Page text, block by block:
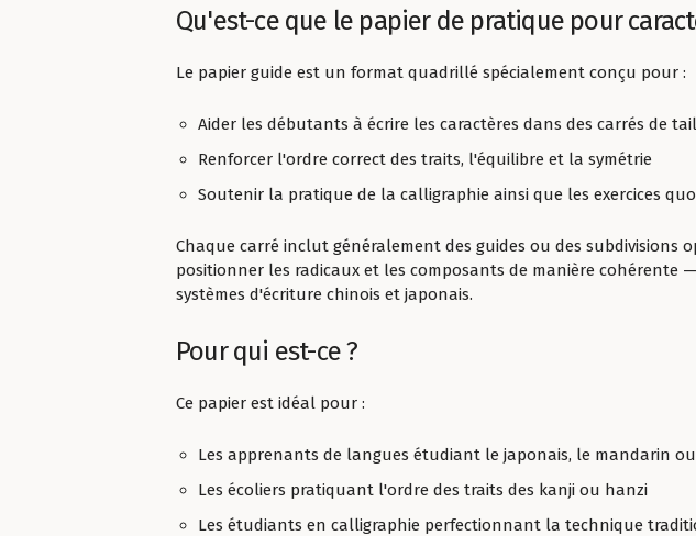
Qu'est-ce que le papier de pratique pour
Le papier guide est un format quadrillé spécialement conçu pour :
Aider les débutants à écrire les caractères dans des carrés de
Renforcer l'ordre correct des traits, l'équilibre et la symétrie
Soutenir la pratique de la calligraphie ainsi que les exercices
Chaque carré inclut généralement des guides ou des subdivisions
positionner les radicaux et les composants de manière cohérente
systèmes d'écriture chinois et japonais.
Pour qui est-ce ?
Ce papier est idéal pour :
Les apprenants de langues étudiant le japonais, le mandarin
Les écoliers pratiquant l'ordre des traits des kanji ou hanzi
Les étudiants en calligraphie perfectionnant la technique